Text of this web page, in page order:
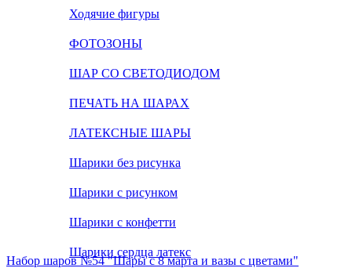
Ходячие фигуры
ФОТОЗОНЫ
ШАР СО СВЕТОДИОДОМ
ПЕЧАТЬ НА ШАРАХ
ЛАТЕКСНЫЕ ШАРЫ
Шарики без рисунка
Шарики с рисунком
Шарики с конфетти
Шарики сердца латекс
Набор шаров №54 "Шары с 8 марта и вазы с цветами"